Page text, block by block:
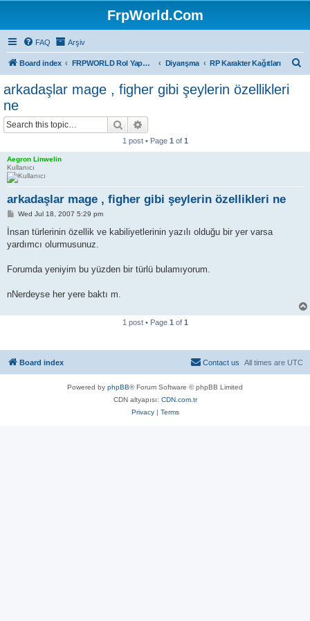
FrpWorld.Com
FAQ Arşiv
Board index FRPWORLD Rol Yapma Oyunları Diyarışma RP Karakter Kağıtları
arkadaşlar mage , figher gibi şeylerin özellikleri
ne
Search
1 post • Page 1 of 1
Aegron Linwelin
Kullanıcı
arkadaşlar mage , figher gibi şeylerin özellikleri ne
P
s
Wed Jul 18, 2007 5:29 pm
İnsan türlerinin özellik ve kabiliyetlerinin yazılı olduğu bir yer varsa
yardımcı olurmusunuz.
Forumda yeniyim bu yüzden bir türlü bulamıyorum.
nNerdeyse her yere baktı m.
1 post • Page 1 of 1
Board index All times are UTC
Contact us
Powered by phpBB® Forum Software © phpBB Limited
CDN altyapısı: CDN.com.tr
Privacy| Terms